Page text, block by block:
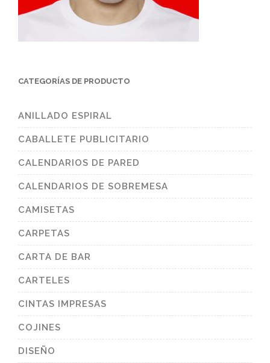
CATEGORÍAS DE PRODUCTO
ANILLADO ESPIRAL
CABALLETE PUBLICITARIO
CALENDARIOS DE PARED
CALENDARIOS DE SOBREMESA
CAMISETAS
CARPETAS
CARTA DE BAR
CARTELES
CINTAS IMPRESAS
COJINES
DISEÑO